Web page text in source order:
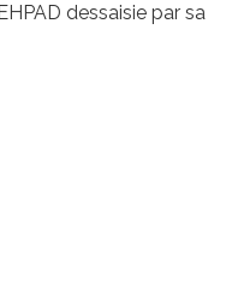
dessaisie par sa